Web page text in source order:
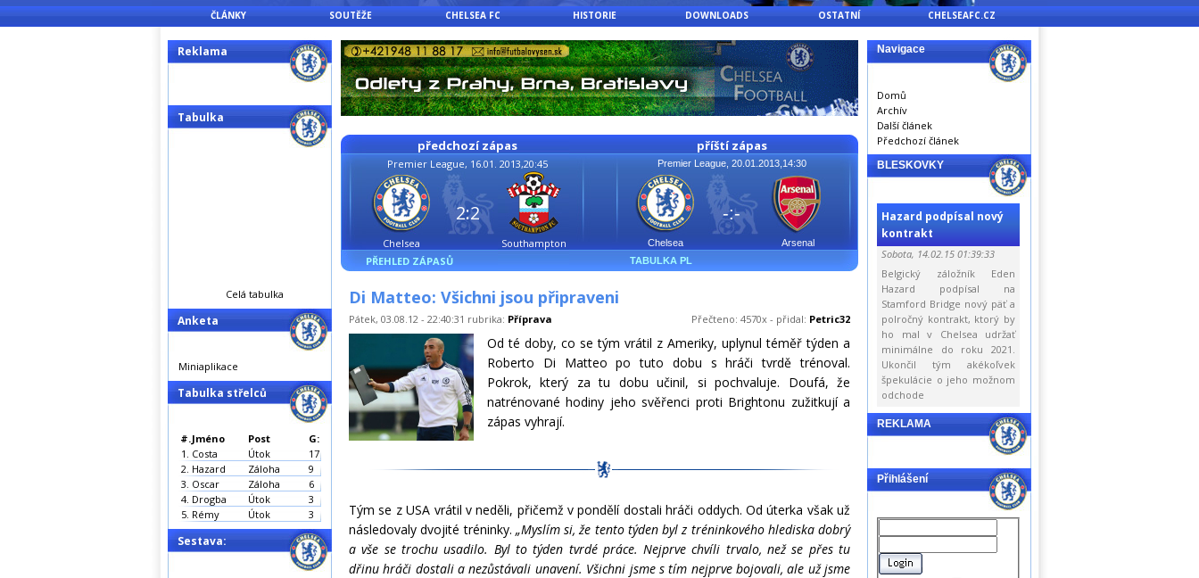
ČLÁNKY SOUTĚŽE CHELSEA FC HISTORIE DOWNLOADS OSTATNÍ CHELSEAFC.CZ
předchozí zápas
Premier League, 16.01. 2013,20:45
Chelsea Southampton
2:2
PŘEHLED ZÁPASŮ
příští zápas
Premier League, 20.01.2013,14:30
Chelsea Arsenal
-:-
TABULKA PL
Di Matteo: Všichni jsou připraveni
Pátek, 03.08.12 - 22:40:31 rubrika: Příprava Přečteno: 4570x - přidal: Petric32
Od té doby, co se tým vrátil z Ameriky, uplynul téměř týden a
Roberto Di Matteo po tuto dobu s hráči tvrdě trénoval.
Pokrok, který za tu dobu učinil, si pochvaluje. Doufá, že
natrénované hodiny jeho svěřenci proti Brightonu zužitkují a
zápas vyhrají.
Tým se z USA vrátil v neděli, přičemž v pondělí dostali hráči oddych. Od úterka však už
následovaly dvojité tréninky. „Myslím si, že tento týden byl z tréninkového hlediska dobrý
a vše se trochu usadilo. Byl to týden tvrdé práce. Nejprve chvíli trvalo, než se přes tu
dřinu hráči dostali a nezůstávali unavení. Všichni jsme s tím nejprve bojovali, ale už jsme
Reklama
Tabulka
Celá tabulka
Anketa
Miniaplikace
Tabulka střelců
#.Jméno Post
G:
1. Costa Útok
17
2. Hazard Záloha
9
3. Oscar Záloha
6
4. Drogba Útok
3
5. Rémy Útok 3
Sestava:
Navigace
Domů
Archív
Další článek
Předchozí článek
BLESKOVKY
Hazard podpísal nový
kontrakt
Sobota, 14.02.15 01:39:33
Belgický záložník Eden
Hazard podpísal na
Stamford Bridge nový päť a
polročný kontrakt, ktorý by
ho mal v Chelsea udržať
minimálne do roku 2021.
Ukončil tým akékoľvek
špekulácie o jeho možnom
odchode
REKLAMA
Přihlášení